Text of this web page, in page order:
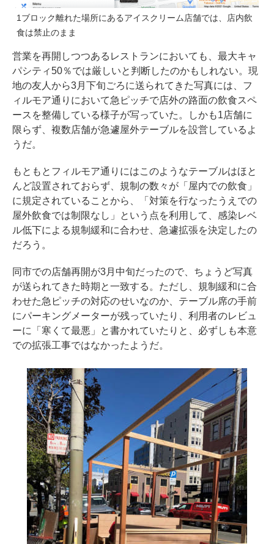
1ブロック離れた場所にあるアイスクリーム店舗では、店内飲
食は禁止のまま
営業を再開しつつあるレストランにおいても、最大キャ
パシティ50％では厳しいと判断したのかもしれない。現
地の友人から3月下旬ごろに送られてきた写真には、フ
ィルモア通りにおいて急ピッチで店外の路面の飲食スペ
ースを整備している様子が写っていた。しかも1店舗に
限らず、複数店舗が急遽屋外テーブルを設営しているよ
うだ。
もともとフィルモア通りにはこのようなテーブルはほと
んど設置されておらず、規制の数々が「屋内での飲食」
に規定されていることから、「対策を行なったうえでの
屋外飲食では制限なし」という点を利用して、感染レベ
ル低下による規制緩和に合わせ、急遽拡張を決定したの
だろう。
同市での店舗再開が3月中旬だったので、ちょうど写真
が送られてきた時期と一致する。ただし、規制緩和に合
わせた急ピッチの対応のせいなのか、テーブル席の手前
にパーキングメーターが残っていたり、利用者のレビュ
ーに「寒くて最悪」と書かれていたりと、必ずしも本意
での拡張工事ではなかったようだ。